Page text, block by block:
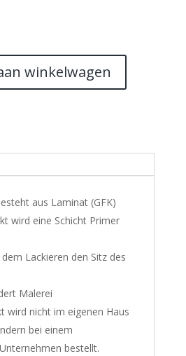
winkelwagen
aus Laminat (GFK)
wird eine Schicht Primer
Lackieren den Sitz des
Malerei
wird nicht im eigenen Haus
bei einem
bestellt.